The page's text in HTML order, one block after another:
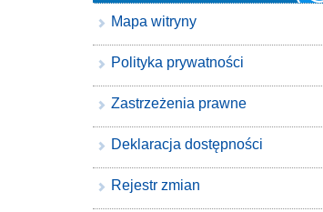
Mapa witryny
Polityka prywatności
Zastrzeżenia prawne
Deklaracja dostępności
Rejestr zmian